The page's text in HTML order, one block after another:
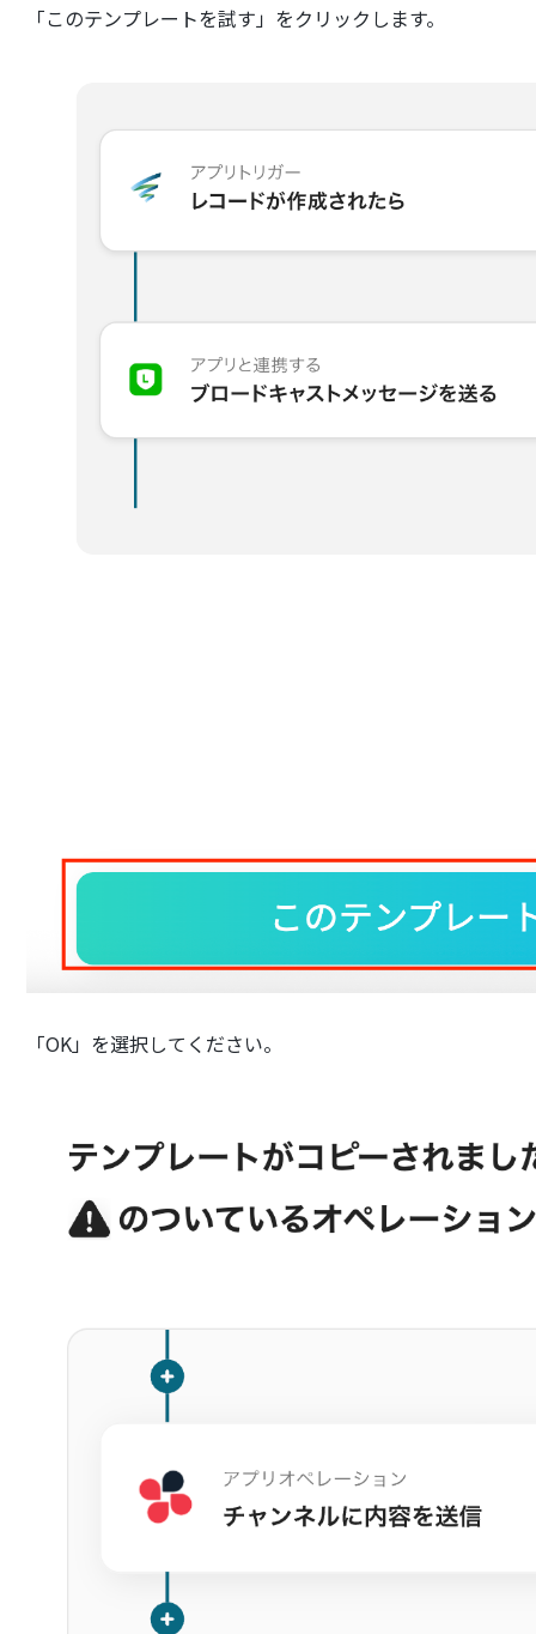
「このテンプレートを試す」をクリックします。
「OK」を選択してください。